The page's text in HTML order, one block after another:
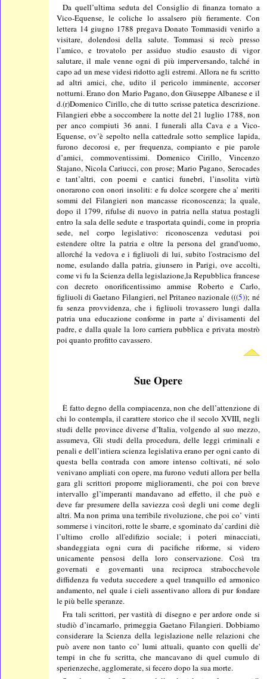
Da quell’ultima seduta del Consiglio di finanza tornato a
Vico-Equense, le coliche lo assalsero più fieramente. Con
lettera 14 giugno 1788 pregava Donato Tommasidi venirlo a
visitare, dolendosi della salute. Tommasi si recò presso
l’amico, e trovatolo per assiduo studio esausto di vigor
salutare, il male venne ogni dì più imperversando, talché in
capo ad un mese videsi ridotto agli estremi. Allora ne fu scritto
ad altri amici, che, udito il pericolo imminente, accorser
notturni. Erano don Mario Pagano, don Giuseppe Albanese e il
d.(r)Domenico Cirillo, che di tutto scrisse patetica descrizione.
Filangieri ebbe a soccombere la notte del 21 luglio 1788, non
per anco compiuti 36 anni. I funerali alla Cava e a Vico-
Equense, ov’è sepolto nella cattedrale sotto semplice lapida,
furono decorosi e, per frequenza, compianto e pie parole
d’amici, commoventissimi. Domenico Cirillo, Vincenzo
Stajano, Nicola Cariucci, con prose; Mario Pagano, Serocades
e tant’altri, con poemi e cantici funebri, l’insolita virtù
onorarono con onori insoliti: e fu dolce scorgere che a' meriti
sommi del Filangieri non mancasse riconoscenza; la quale,
dopo il 1799, rifulse di nuovo in patria nella statua postagli
entro la sala delle sedute e trasportata quindi, come in propria
sede, nel corpo legislativo: riconoscenza vedutasi poi
estendere oltre la patria e oltre la persona del grand'uomo,
allorché la vedova e i figliuoli di lui, subito l'ostracismo del
nome, esulando dalla patria, giunsero in Parigi, ove accolti,
come vi fu la Scienza della legislazione,la Repubblica francese
con decreto onorificentissimo ammise Roberto e Carlo,
figliuoli di Gaetano Filangieri, nel Pritaneo nazionale (((5)); né
fu senza provvidenza, che i figliuoli trovassero lungi dalla
patria una educazione conforme in parte a' divisamenti del
padre, e dalla quale la loro carriera pubblica e privata mostrò
poi quanto profitto cavassero.
Sue Opere
È fatto degno della compiacenza, non che dell’attenzione di
chi lo contempla, il carattere storico che il secolo XVIII, negli
studi delle province diverse d’Italia, volgendo al suo mezzo,
assumeva, Gli studi della procedura, delle leggi criminali e
penali e dell’intiera scienza legislativa erano per ogni canto di
questa bella contrada con amore intenso coltivati, né solo
venivano ampliati con opere, ma furono veduti allora per bella
gara gli scrittori proporre miglioramenti, che poi con breve
intervallo gl’imperanti mandavano ad effetto, il che può e
deve far presumere della saviezza così degli uni come degli
altri. Ma non prima una terribile rivoluzione, che poi co’ vinti
sommerse i vincitori, rotte le sbarre, e sgominato da' cardini diè
l’ultimo crollo all'edifizio sociale; i poteri minacciati,
sbandeggiata ogni cura di pacifiche riforme, si videro
unicamente pensosi della loro conservazione. Così tra
governati e governanti una reciproca strabocchevole
diffidenza fu veduta succedere a quel tranquillo ed armonico
andamento, nel quale i cieli assentivano allora di pur fondare
le più belle speranze.
Fra tali scrittori, per vastità di disegno e per ardore onde si
studiò d’incarnarlo, primeggia Gaetano Filangieri. Dobbiamo
considerare la Scienza della legislazione nelle relazioni che
può avere non tanto co’ lumi attuali, quanto con quelli de'
tempi in che fu scritta, che mancavano di quel cumulo di
sperienzeche, agglomerate, si fecero dopo la sua morte.